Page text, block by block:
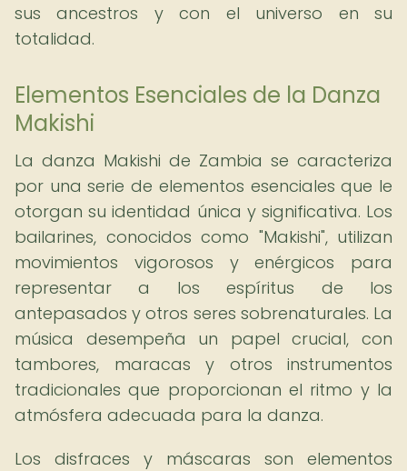
sus ancestros y con el universo en su
totalidad.
Elementos Esenciales de la Danza
Makishi
La danza Makishi de Zambia se caracteriza
por una serie de elementos esenciales que le
otorgan su identidad única y significativa. Los
bailarines, conocidos como "Makishi", utilizan
movimientos vigorosos y enérgicos para
representar a los espíritus de los
antepasados y otros seres sobrenaturales. La
música desempeña un papel crucial, con
tambores, maracas y otros instrumentos
tradicionales que proporcionan el ritmo y la
atmósfera adecuada para la danza.
Los disfraces y máscaras son elementos